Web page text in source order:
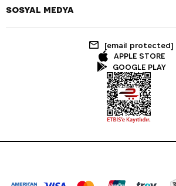
SOSYAL MEDYA
[email protected]
APPLE STORE
GOOGLE PLAY